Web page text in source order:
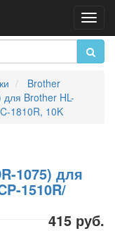
Brother
Brother HL-
1810R, 10K
1075) для
1510R/
415 руб.